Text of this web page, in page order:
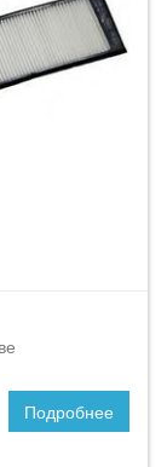
Подробнее